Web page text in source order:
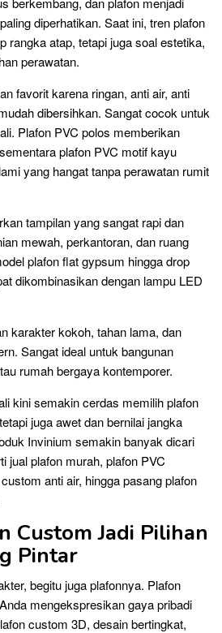
diperhatikan. Saat ini, tren plafon
rangka atap, tetapi juga soal estetika,
perawatan.
favorit karena ringan, anti air, anti
dibersihkan. Sangat cocok untuk
Plafon PVC polos memberikan
plafon PVC motif kayu
yang hangat tanpa perawatan rumit
tampilan yang sangat rapi dan
mewah, perkantoran, dan ruang
plafon flat gypsum hingga drop
dikombinasikan dengan lampu LED
karakter kokoh, tahan lama, dan
Sangat ideal untuk bangunan
rumah bergaya kontemporer.
kini semakin cerdas memilih plafon
juga awet dan bernilai jangka
Invinium semakin banyak dicari
jual plafon murah, plafon PVC
anti air, hingga pasang plafon
Custom Jadi Pilihan
Pintar
begitu juga plafonnya. Plafon
mengekspresikan gaya pribadi
custom 3D, desain bertingkat,